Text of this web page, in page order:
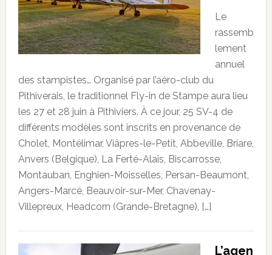
Le
rassemb
lement
annuel
des stampistes… Organisé par l’aéro-club du
Pithiverais, le traditionnel Fly-in de Stampe aura lieu
les 27 et 28 juin à Pithiviers. À ce jour, 25 SV-4 de
différents modèles sont inscrits en provenance de
Cholet, Montélimar, Viâpres-le-Petit, Abbeville, Briare,
Anvers (Belgique), La Ferté-Alais, Biscarrosse,
Montauban, Enghien-Moisselles, Persan-Beaumont,
Angers-Marcé, Beauvoir-sur-Mer, Chavenay-
Villepreux, Headcorn (Grande-Bretagne), […]
L’agen